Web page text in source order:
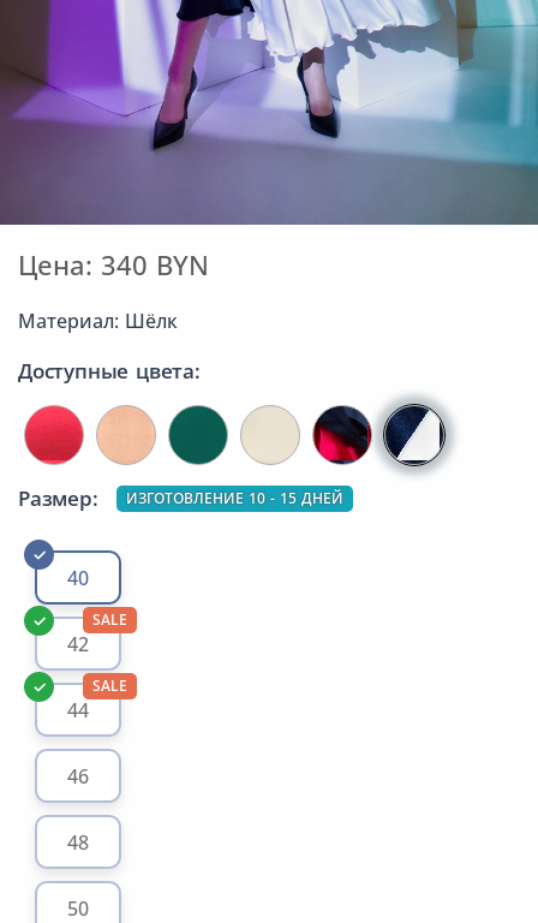
Цена: 340 BYN
Материал: Шёлк
Доступные цвета:
Размер: ИЗГОТОВЛЕНИЕ 10 - 15 ДНЕЙ
40
42
SALE
44
SALE
46
48
50